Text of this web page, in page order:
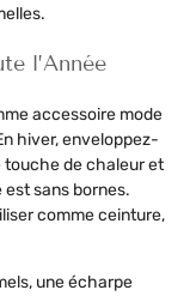
l’Année
accessoire mode
hiver, enveloppez-
touche de chaleur et
sans bornes.
comme ceinture,
une écharpe